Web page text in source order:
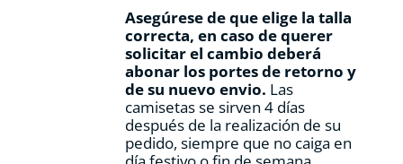
Asegúrese de que elige la talla
correcta, en caso de querer
solicitar el cambio deberá
abonar los portes de retorno y
de su nuevo envio. Las
camisetas se sirven 4 días
después de la realización de su
pedido, siempre que no caiga en